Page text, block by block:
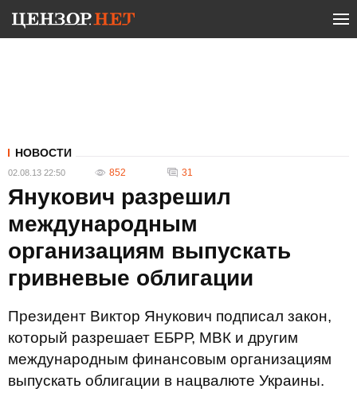
НОВОСТИ
02.08.13 22:50 852 31
Янукович разрешил
международным
организациям выпускать
гривневые облигации
Президент Виктор Янукович подписал закон,
который разрешает ЕБРР, МВК и другим
международным финансовым организациям
выпускать облигации в нацвалюте Украины.